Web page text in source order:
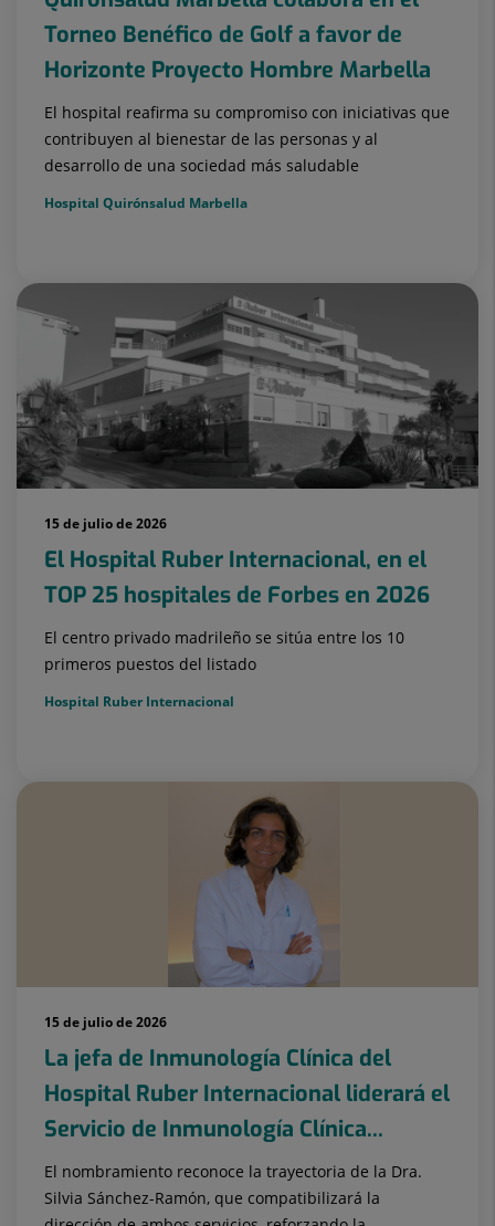
Torneo Benéfico de Golf a favor de
Horizonte Proyecto Hombre Marbella
El hospital reafirma su compromiso con iniciativas que
contribuyen al bienestar de las personas y al
desarrollo de una sociedad más saludable
Hospital Quirónsalud Marbella
15 de julio de 2026
El Hospital Ruber Internacional, en el
TOP 25 hospitales de Forbes en 2026
El centro privado madrileño se sitúa entre los 10
primeros puestos del listado
Hospital Ruber Internacional
15 de julio de 2026
La jefa de Inmunología Clínica del
Hospital Ruber Internacional liderará el
Servicio de Inmunología Clínica...
El nombramiento reconoce la trayectoria de la Dra.
Silvia Sánchez-Ramón, que compatibilizará la